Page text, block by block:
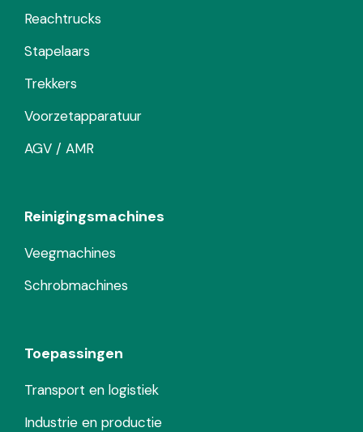
Reachtrucks
Stapelaars
Trekkers
Voorzetapparatuur
AGV / AMR
Reinigingsmachines
Veegmachines
Schrobmachines
Toepassingen
Transport en logistiek
Industrie en productie